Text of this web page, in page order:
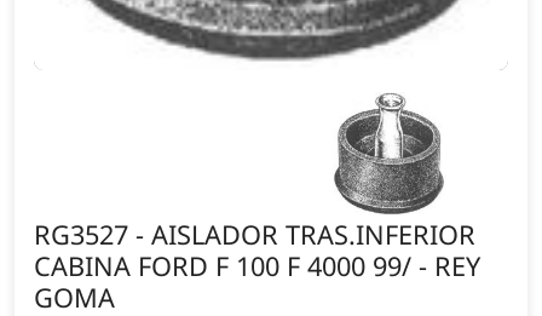
RG3527 - AISLADOR TRAS.INFERIOR
CABINA FORD F 100 F 4000 99/ - REY
GOMA